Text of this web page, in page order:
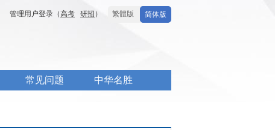
简体版
繁體版
管理用户登录（高考 研招 ）
常见问题 中华名胜